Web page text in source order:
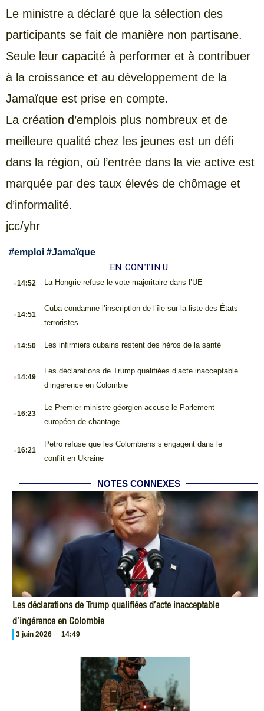
Le ministre a déclaré que la sélection des
participants se fait de manière non partisane.
Seule leur capacité à performer et à contribuer
à la croissance et au développement de la
Jamaïque est prise en compte.
La création d’emplois plus nombreux et de
meilleure qualité chez les jeunes est un défi
dans la région, où l’entrée dans la vie active est
marquée par des taux élevés de chômage et
d’informalité.
jcc/yhr
#emploi #Jamaïque
EN CONTINU
.14:52 La Hongrie refuse le vote majoritaire dans l’UE
.14:51
Cuba condamne l’inscription de l’île sur la liste des États
terroristes
.14:50 Les infirmiers cubains restent des héros de la santé
.14:49
Les déclarations de Trump qualifiées d’acte inacceptable
d’ingérence en Colombie
.16:23
Le Premier ministre géorgien accuse le Parlement
européen de chantage
.16:21
Petro refuse que les Colombiens s’engagent dans le
conflit en Ukraine
NOTES CONNEXES
Les déclarations de Trump qualifiées d’acte inacceptable
d’ingérence en Colombie
3 juin 2026 14:49